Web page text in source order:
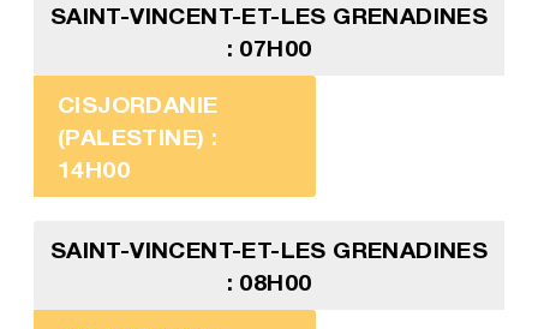
SAINT-VINCENT-ET-LES GRENADINES
: 07H00
CISJORDANIE
(PALESTINE) :
14H00
SAINT-VINCENT-ET-LES GRENADINES
: 08H00